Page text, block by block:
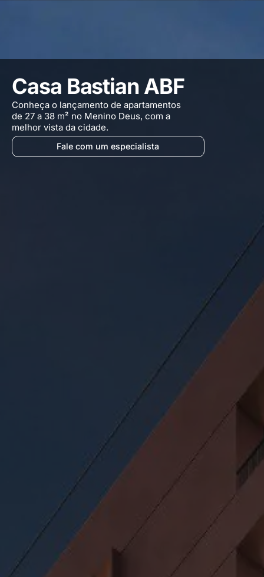
Casa Bastian ABF
Conheça o lançamento de apartamentos
de 27 a 38 m² no Menino Deus, com a
melhor vista da cidade.
Fale com um especialista